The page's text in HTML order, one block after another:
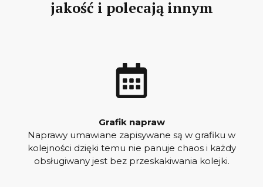
jakość i polecają innym
Grafik napraw
Naprawy umawiane zapisywane są w grafiku w
kolejności dzięki temu nie panuje chaos i każdy
obsługiwany jest bez przeskakiwania kolejki.